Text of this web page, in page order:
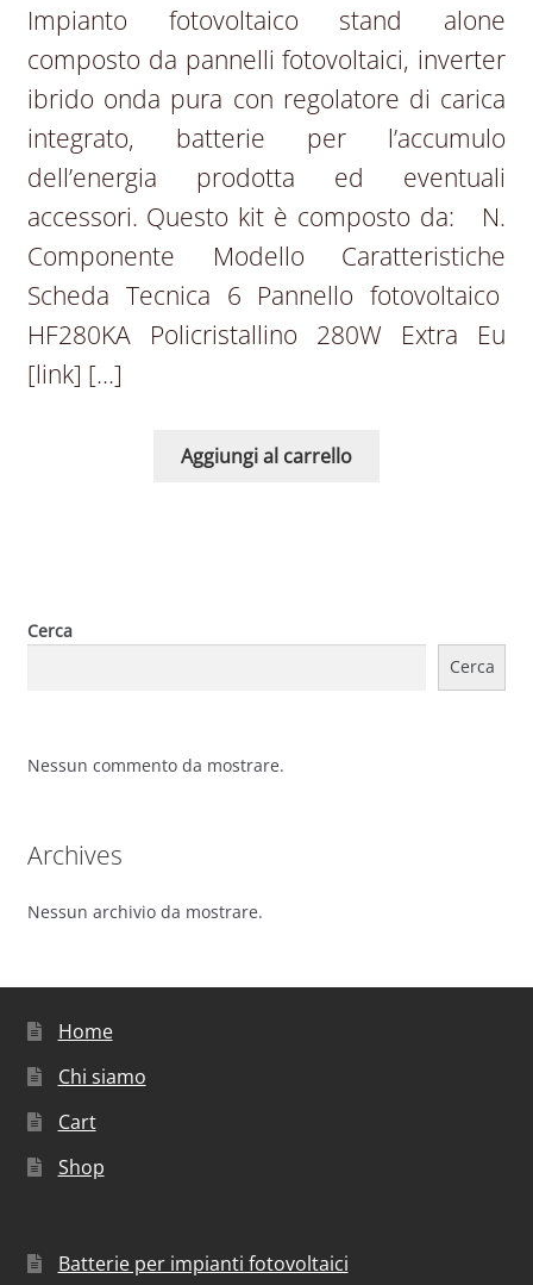
Impianto fotovoltaico stand alone
composto da pannelli fotovoltaici, inverter
ibrido onda pura con regolatore di carica
integrato, batterie per l’accumulo
dell’energia prodotta ed eventuali
accessori. Questo kit è composto da: N.
Componente Modello Caratteristiche
Scheda Tecnica 6 Pannello fotovoltaico
HF280KA Policristallino 280W Extra Eu
[link] […]
Aggiungi al carrello
Cerca
Cerca
Nessun commento da mostrare.
Archives
Nessun archivio da mostrare.
Home
Chi siamo
Cart
Shop
Batterie per impianti fotovoltaici